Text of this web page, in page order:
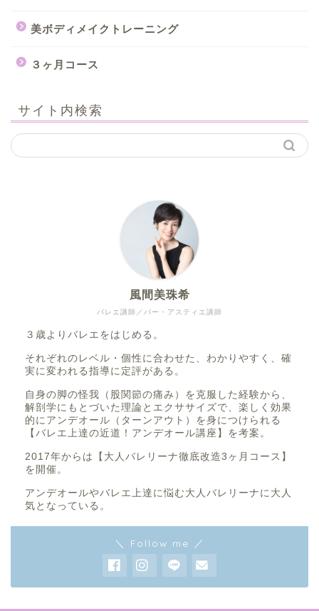
美ボディメイクトレーニング
３ヶ月コース
サイト内検索
バレエ講師／バー・アスティエ講師
風間美珠希
３歳よりバレエをはじめる。
それぞれのレベル・個性に合わせた、わかりやすく、確
実に変われる指導に定評がある。
自身の脚の怪我（股関節の痛み）を克服した経験から、
解剖学にもとづいた理論とエクササイズで、楽しく効果
的にアンデオール（ターンアウト）を身につけられる
【バレエ上達の近道！アンデオール講座】を考案。
2017年からは【大人バレリーナ徹底改造3ヶ月コース】
を開催。
アンデオールやバレエ上達に悩む大人バレリーナに大人
気となっている。
＼ Follow me ／